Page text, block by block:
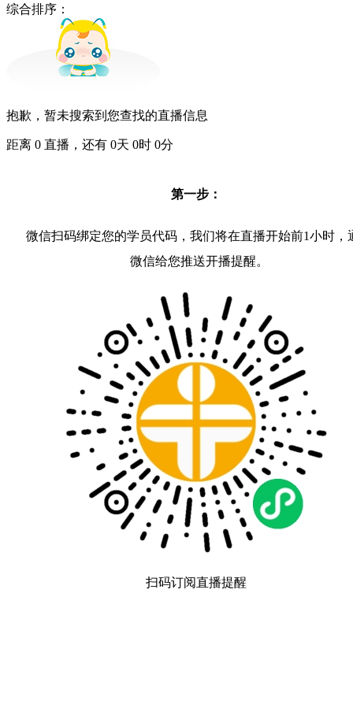
综合排序：
抱歉，暂未搜索到您查找的直播信息
距离 0 直播，还有 0天 0时 0分
第一步：
微信扫码绑定您的学员代码，我们将在直播开始前1小时，
微信给您推送开播提醒。
扫码订阅直播提醒